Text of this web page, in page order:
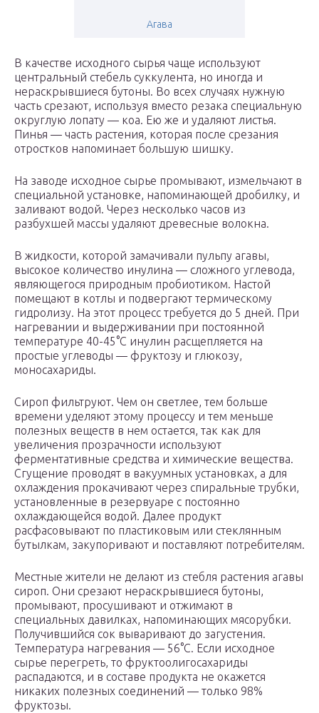
Агава
В качестве исходного сырья чаще используют
центральный стебель суккулента, но иногда и
нераскрывшиеся бутоны. Во всех случаях нужную
часть срезают, используя вместо резака специальную
округлую лопату — коа. Ею же и удаляют листья.
Пинья — часть растения, которая после срезания
отростков напоминает большую шишку.
На заводе исходное сырье промывают, измельчают в
специальной установке, напоминающей дробилку, и
заливают водой. Через несколько часов из
разбухшей массы удаляют древесные волокна.
В жидкости, которой замачивали пульпу агавы,
высокое количество инулина — сложного углевода,
являющегося природным пробиотиком. Настой
помещают в котлы и подвергают термическому
гидролизу. На этот процесс требуется до 5 дней. При
нагревании и выдерживании при постоянной
температуре 40-45°С инулин расщепляется на
простые углеводы — фруктозу и глюкозу,
моносахариды.
Сироп фильтруют. Чем он светлее, тем больше
времени уделяют этому процессу и тем меньше
полезных веществ в нем остается, так как для
увеличения прозрачности используют
ферментативные средства и химические вещества.
Сгущение проводят в вакуумных установках, а для
охлаждения прокачивают через спиральные трубки,
установленные в резервуаре с постоянно
охлаждающейся водой. Далее продукт
расфасовывают по пластиковым или стеклянным
бутылкам, закупоривают и поставляют потребителям.
Местные жители не делают из стебля растения агавы
сироп. Они срезают нераскрывшиеся бутоны,
промывают, просушивают и отжимают в
специальных давилках, напоминающих мясорубки.
Получившийся сок вываривают до загустения.
Температура нагревания — 56°С. Если исходное
сырье перегреть, то фруктоолигосахариды
распадаются, и в составе продукта не окажется
никаких полезных соединений — только 98%
фруктозы.